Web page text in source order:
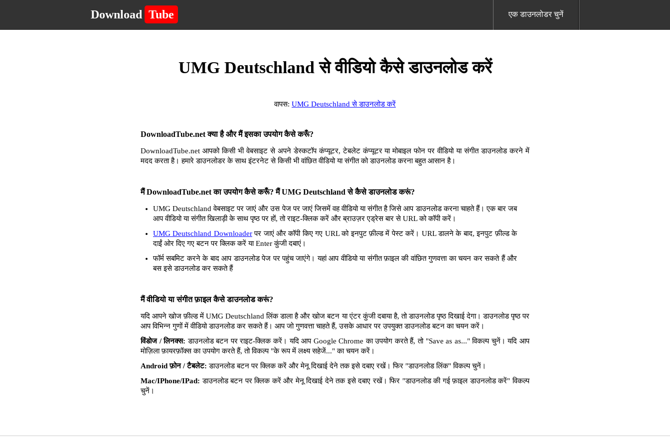
Download Tube एक डाउनलोडर चुनें
UMG Deutschland से वीडियो कैसे डाउनलोड करें
वापस: UMG Deutschland से डाउनलोड करें
DownloadTube.net क्या है और मैं इसका उपयोग कैसे करूँ?
DownloadTube.net आपको किसी भी वेबसाइट से अपने डेस्कटॉप कंप्यूटर, टेबलेट कंप्यूटर या मोबाइल फोन पर वीडियो या संगीत डाउनलोड करने में
मदद करता है। हमारे डाउनलोडर के साथ इंटरनेट से किसी भी वांछित वीडियो या संगीत को डाउनलोड करना बहुत आसान है।
मैं DownloadTube.net का उपयोग कैसे करूँ? मैं UMG Deutschland से कैसे डाउनलोड करूं?
UMG Deutschland वेबसाइट पर जाएं और उस पेज पर जाएं जिसमें वह वीडियो या संगीत है जिसे आप डाउनलोड करना चाहते हैं। एक बार जब
आप वीडियो या संगीत खिलाड़ी के साथ पृष्ठ पर हों, तो राइट-क्लिक करें और ब्राउज़र एड्रेस बार से URL को कॉपी करें।
UMG Deutschland Downloaderपर जाएं और कॉपी किए गए URL को इनपुट फ़ील्ड में पेस्ट करें। URL डालने के बाद, इनपुट फ़ील्ड के
दाईं ओर दिए गए बटन पर क्लिक करें या Enter कुंजी दबाएं।
फॉर्म सबमिट करने के बाद आप डाउनलोड पेज पर पहुंच जाएंगे। यहां आप वीडियो या संगीत फ़ाइल की वांछित गुणवत्ता का चयन कर सकते हैं और
बस इसे डाउनलोड कर सकते हैं
मैं वीडियो या संगीत फ़ाइल कैसे डाउनलोड करूं?
यदि आपने खोज फ़ील्ड में UMG Deutschland लिंक डाला है और खोज बटन या एंटर कुंजी दबाया है, तो डाउनलोड पृष्ठ दिखाई देगा। डाउनलोड पृष्ठ पर
आप विभिन्न गुणों में वीडियो डाउनलोड कर सकते हैं। आप जो गुणवत्ता चाहते हैं, उसके आधार पर उपयुक्त डाउनलोड बटन का चयन करें।
विंडोज / लिनक्स: डाउनलोड बटन पर राइट-क्लिक करें। यदि आप Google Chrome का उपयोग करते हैं, तो "Save as as..." विकल्प चुनें। यदि आप
मोज़िला फ़ायरफ़ॉक्स का उपयोग करते हैं, तो विकल्प "के रूप में लक्ष्य सहेजें..." का चयन करें।
Android फ़ोन / टैबलेट: डाउनलोड बटन पर क्लिक करें और मेनू दिखाई देने तक इसे दबाए रखें। फिर "डाउनलोड लिंक" विकल्प चुनें।
Mac/IPhone/IPad: डाउनलोड बटन पर क्लिक करें और मेनू दिखाई देने तक इसे दबाए रखें। फिर "डाउनलोड की गई फ़ाइल डाउनलोड करें" विकल्प
चुनें।